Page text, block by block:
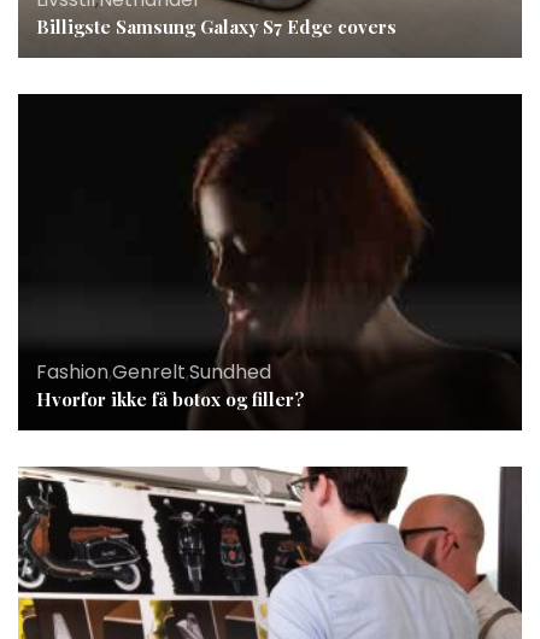
Billigste Samsung Galaxy S7 Edge covers
Fashion,Genrelt,Sundhed
Hvorfor ikke få botox og filler?